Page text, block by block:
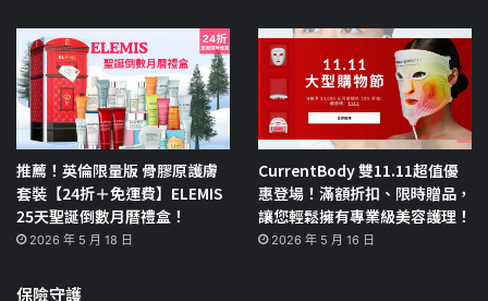
推薦！英倫限量版 骨膠原護膚
套裝【24折＋免運費】ELEMIS
25天聖誕倒數月曆禮盒！
2026 年 5 月 18 日
CurrentBody 雙11.11超值優
惠登場！滿額折扣、限時贈品，
讓您輕鬆擁有專業級美容護理！
2026 年 5 月 16 日
保險守護